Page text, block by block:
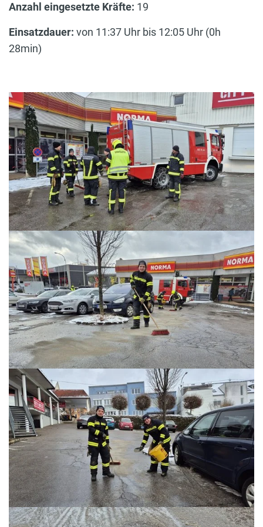
Anzahl eingesetzte Kräfte: 19
Einsatzdauer: von 11:37 Uhr bis 12:05 Uhr (0h
28min)